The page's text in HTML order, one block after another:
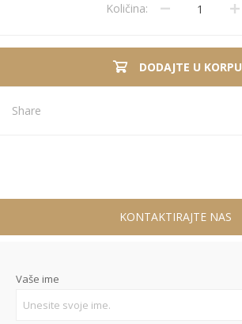
Količina:
DODAJTE U KORPU
Share
KONTAKTIRAJTE NAS
Vaše ime